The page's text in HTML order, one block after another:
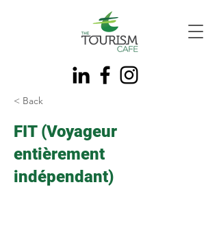
< Back
FIT (Voyageur
entièrement
indépendant)